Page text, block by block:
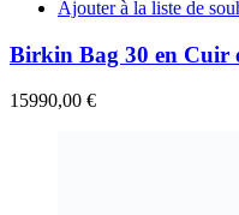
Ajouter à la liste de
Birkin Bag 30 en Cuir
15990,00 €